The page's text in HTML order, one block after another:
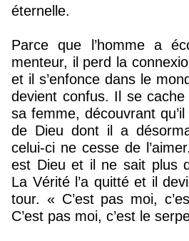
éternelle.
Parce que l’homme a
menteur, il perd la
et il s’enfonce dans le
devient confus. Il se
sa femme, découvrant
de Dieu dont il a
celui-ci ne cesse de
est Dieu et il ne sait plus
La Vérité l’a quitté et il
tour. « C’est pas moi,
C’est pas moi, c’est le